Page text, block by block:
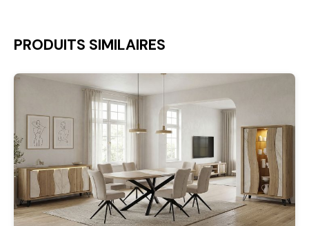
PRODUITS SIMILAIRES